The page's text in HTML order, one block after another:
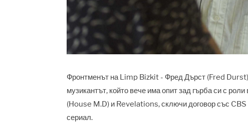
Фронтменът на Limp Bizkit - Фред Дърст (Fred
музикантът, който вече има опит зад гърба си с
(House M.D) и Revelations, сключи договор със
сериал.